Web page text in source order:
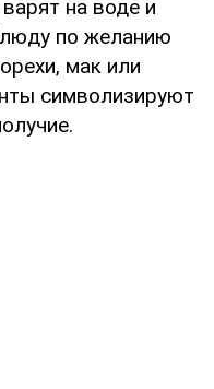
на воде и
по желанию
мак или
символизируют